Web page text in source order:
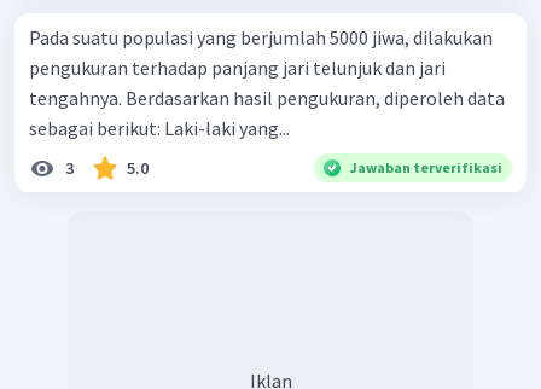
Pada suatu populasi yang berjumlah 5000 jiwa, dilakukan
pengukuran terhadap panjang jari telunjuk dan jari
tengahnya. Berdasarkan hasil pengukuran, diperoleh data
sebagai berikut: Laki-laki yang...
3 5.0 Jawaban terverifikasi
Iklan